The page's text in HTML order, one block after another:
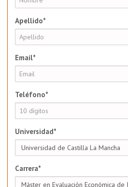
Apellido*
Email*
Teléfono*
Universidad*
Carrera*